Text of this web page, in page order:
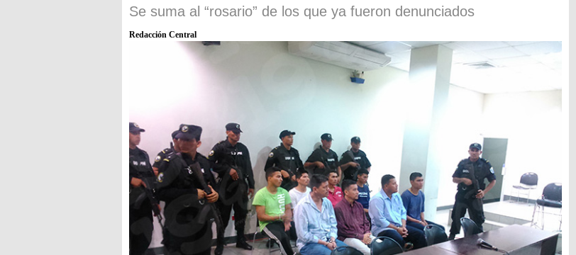
Se suma al “rosario” de los que ya fueron denunciados
Redacción Central